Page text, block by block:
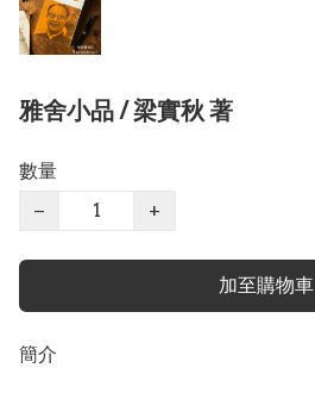
雅舍小品 / 梁實秋 著
數量
−
+
加至購物車
簡介